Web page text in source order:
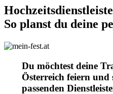
So planst du deine
Du möchtest deine
Österreich feiern und
passenden